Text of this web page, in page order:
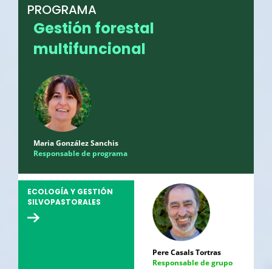
PROGRAMA
Gestión forestal
multifuncional
Maria González Sanchis
Responsable de programa
ECOLOGÍA Y GESTIÓN
SILVOPASTORALES
Pere Casals Tortras
Responsable de grupo